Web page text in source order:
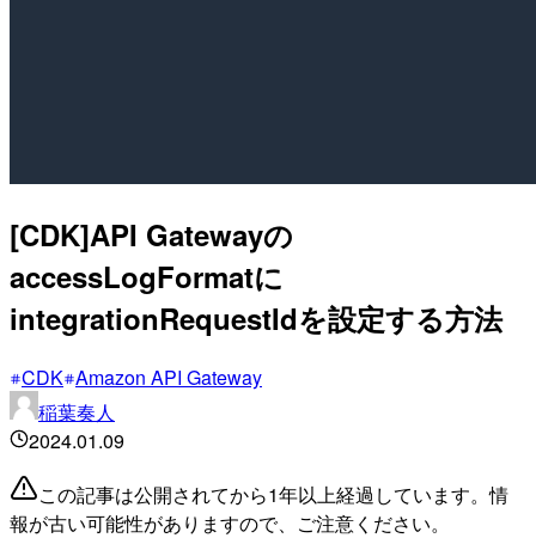
[CDK]API Gatewayの
accessLogFormatに
integrationRequestIdを設定する方法
CDK Amazon API Gateway
稲葉奏人
2024.01.09
この記事は公開されてから1年以上経過しています。情
報が古い可能性がありますので、ご注意ください。